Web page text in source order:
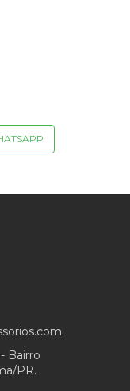
Bairro
PR.